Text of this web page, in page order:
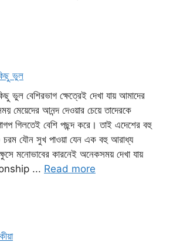
ভুল
ভুল বেশিরভাগ ক্ষেত্রেই দেখা যায় আমাদের
মেয়েদের আনন্দ দেওয়ার চেয়ে তাদেরকে
গিলতেই বেশি পছন্দ করে। তাই এদেশের বহু
চরম যৌন সুখ পাওয়া যেন এক বহু আরাধ্য
মনোভাবের কারনেই অনেকসময় দেখা যায়
... Read more